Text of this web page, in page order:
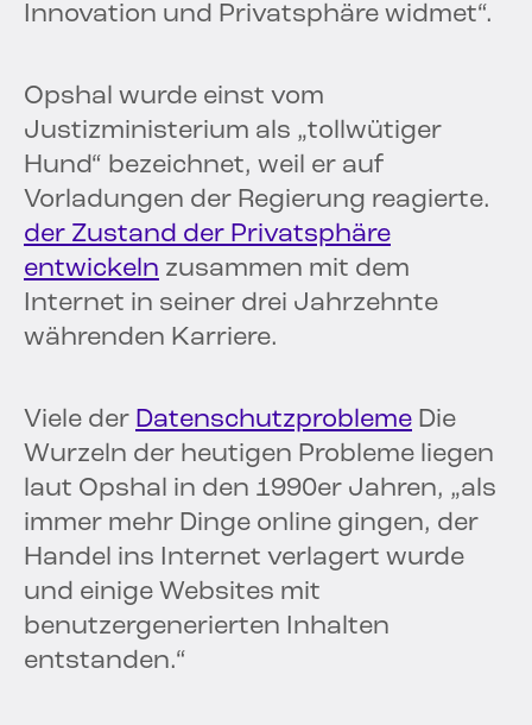
Innovation und Privatsphäre widmet“.
Opshal wurde einst vom
Justizministerium als „tollwütiger
Hund“ bezeichnet, weil er auf
Vorladungen der Regierung reagierte.
der Zustand der Privatsphäre
entwickeln zusammen mit dem
Internet in seiner drei Jahrzehnte
währenden Karriere.
Viele der Datenschutzprobleme Die
Wurzeln der heutigen Probleme liegen
laut Opshal in den 1990er Jahren, „als
immer mehr Dinge online gingen, der
Handel ins Internet verlagert wurde
und einige Websites mit
benutzergenerierten Inhalten
entstanden.“